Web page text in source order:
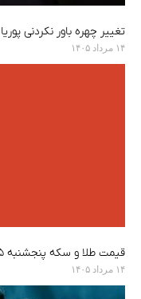
تغییر چهره باور نکردنی
۱۴ مرداد ۱۴۰۵
قیمت طلا و سکه پنجشنبه ۱۵ مرداد
۱۴ مرداد ۱۴۰۵